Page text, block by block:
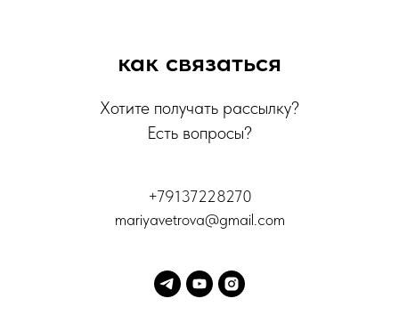
как связаться
Хотите получать рассылку?
Есть вопросы?
+79137228270
mariyavetrova@gmail.com